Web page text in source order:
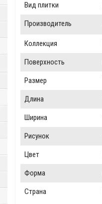
Вид плитки
Производитель
Коллекция
Поверхность
Размер
Длина
Ширина
Рисунок
Цвет
Форма
Страна